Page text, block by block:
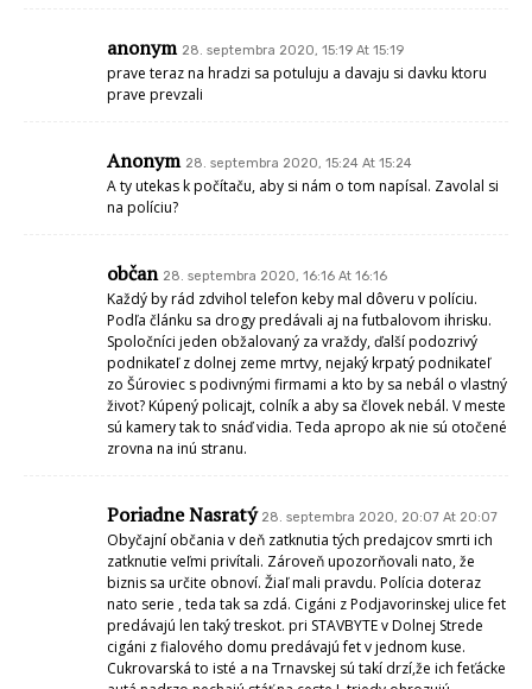
anonym 28. septembra 2020, 15:19 At 15:19
prave teraz na hradzi sa potuluju a davaju si davku ktoru
prave prevzali
Anonym 28. septembra 2020, 15:24 At 15:24
A ty utekas k počítaču, aby si nám o tom napísal. Zavolal si
na políciu?
občan 28. septembra 2020, 16:16 At 16:16
Každý by rád zdvihol telefon keby mal dôveru v políciu.
Podľa článku sa drogy predávali aj na futbalovom ihrisku.
Spoločníci jeden obžalovaný za vraždy, ďalší podozrivý
podnikateľ z dolnej zeme mrtvy, nejaký krpatý podnikateľ
zo Šúroviec s podivnými firmami a kto by sa nebál o vlastný
život? Kúpený policajt, colník a aby sa človek nebál. V meste
sú kamery tak to snáď vidia. Teda apropo ak nie sú otočené
zrovna na inú stranu.
Poriadne Nasratý 28. septembra 2020, 20:07 At 20:07
Obyčajní občania v deň zatknutia tých predajcov smrti ich
zatknutie veľmi privítali. Zároveň upozorňovali nato, že
biznis sa určite obnoví. Žiaľ mali pravdu. Polícia doteraz
nato serie , teda tak sa zdá. Cigáni z Podjavorinskej ulice fet
predávajú len taký treskot. pri STAVBYTE v Dolnej Strede
cigáni z fialového domu predávajú fet v jednom kuse.
Cukrovarská to isté a na Trnavskej sú takí drzí,že ich feťácke